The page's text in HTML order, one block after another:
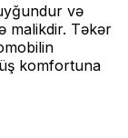
və
malikdir. Təkər
komfortuna